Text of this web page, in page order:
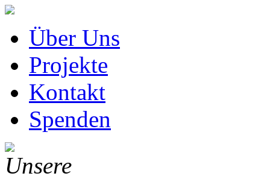
Über Uns
Projekte
Kontakt
Spenden
Unsere